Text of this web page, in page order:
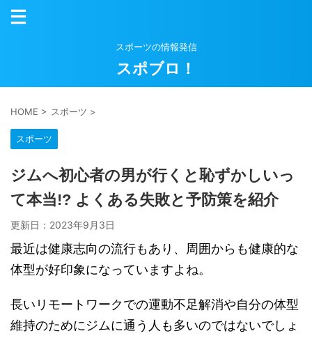
スポーツの情報発信
スポブロ！
HOME > スポーツ >
スポーツ
ジムへ初心者の男が行くと恥ずかしいっ
て本当!? よくある失敗と予防策を紹介
更新日： 2023年9月3日
最近は健康志向の流行もあり、周囲からも健康的な
体型が好印象になっていますよね。
長いリモートワークでの運動不足解消や自分の体型
維持のためにジムに通う人も多いのではないでしょ